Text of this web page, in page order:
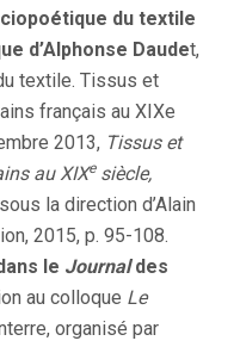
du textile
d’Alphonse Daudet,
textile. Tissus et
français au XIXe
2013, Tissus et
au XIXesiècle,
la direction d’Alain
2015, p. 95-108.
le Journaldes
au colloque Le
organisé par